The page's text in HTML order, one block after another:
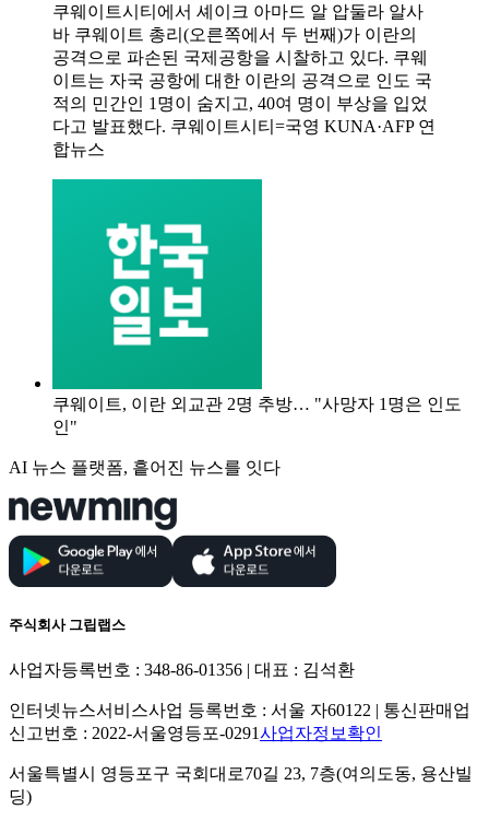
쿠웨이트시티에서 셰이크 아마드 알 압둘라 알사
바 쿠웨이트 총리(오른쪽에서 두 번째)가 이란의
공격으로 파손된 국제공항을 시찰하고 있다. 쿠웨
이트는 자국 공항에 대한 이란의 공격으로 인도 국
적의 민간인 1명이 숨지고, 40여 명이 부상을 입었
다고 발표했다. 쿠웨이트시티=국영 KUNA·AFP 연
합뉴스
쿠웨이트, 이란 외교관 2명 추방… "사망자 1명은 인도
인"
AI 뉴스 플랫폼, 흩어진 뉴스를 잇다
주식회사 그립랩스
사업자등록번호 : 348-86-01356 | 대표 : 김석환
인터넷뉴스서비스사업 등록번호 : 서울 자60122 | 통신판매업
신고번호 : 2022-서울영등포-0291사업자정보확인
서울특별시 영등포구 국회대로70길 23, 7층(여의도동, 용산빌
딩)